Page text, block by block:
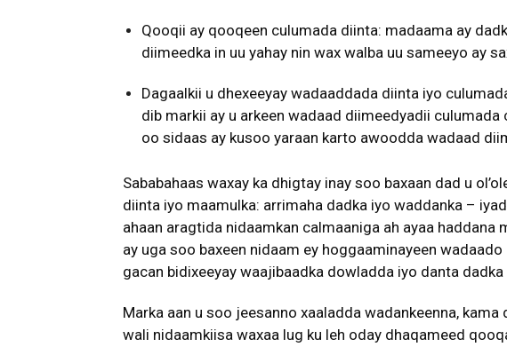
Qooqii ay qooqeen culumada diinta: madaama ay
diimeedka in uu yahay nin wax walba uu sameeyo ay
Dagaalkii u dhexeeyay wadaaddada diinta iyo
dib markii ay u arkeen wadaad diimeedyadii
oo sidaas ay kusoo yaraan karto awoodda wadaad
Sababahaas waxay ka dhigtay inay soo baxaan dad u
diinta iyo maamulka: arrimaha dadka iyo waddanka –
ahaan aragtida nidaamkan calmaaniga ah ayaa haddana
ay uga soo baxeen nidaam ey hoggaaminayeen
gacan bidixeeyay waajibaadka dowladda iyo danta
Marka aan u soo jeesanno xaaladda wadankeenna,
wali nidaamkiisa waxaa lug ku leh oday dhaqameed